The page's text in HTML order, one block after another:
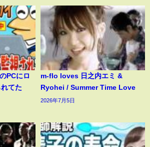
PCにロ
てた
m-flo loves 日之内エミ &
Ryohei / Summer Time Love
2026年7月5日